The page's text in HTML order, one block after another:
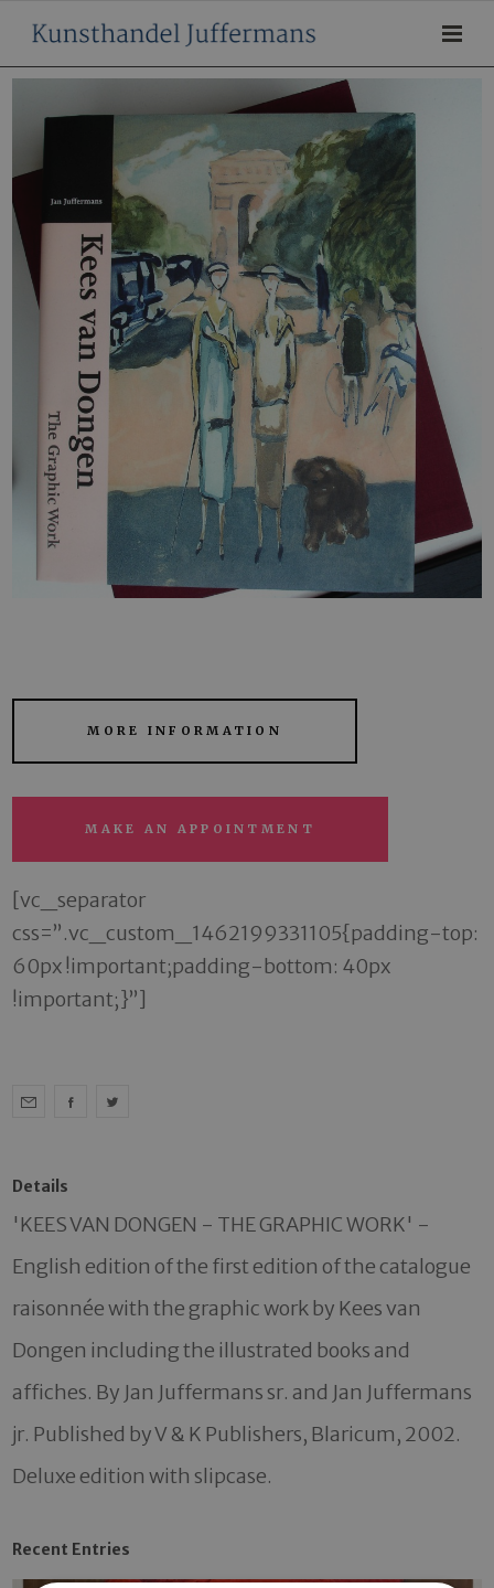
MORE INFORMATION
MAKE AN APPOINTMENT
[vc_separator
css=”.vc_custom_1462199331105{padding-top:
60px !important;padding-bottom: 40px
!important;}”]
Details
'KEES VAN DONGEN - THE GRAPHIC WORK' -
English edition of the first edition of the catalogue
raisonnée with the graphic work by Kees van
Dongen including the illustrated books and
affiches. By Jan Juffermans sr. and Jan Juffermans
jr. Published by V & K Publishers, Blaricum, 2002.
Deluxe edition with slipcase.
Recent Entries